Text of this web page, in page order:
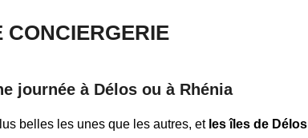
CONCIERGERIE
journée à Délos ou à Rhénia
belles les unes que les autres, etles îles de Délos